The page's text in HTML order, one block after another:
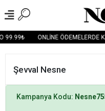
99.99₺ ONLİNE ÖDEMELERDE
Şevval Nesne
Kampanya Kodu: